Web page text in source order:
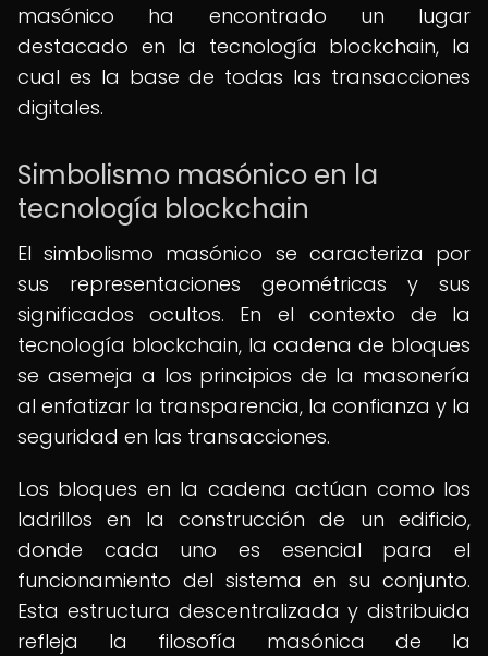
masónico ha encontrado un lugar
destacado en la tecnología blockchain, la
cual es la base de todas las transacciones
digitales.
Simbolismo masónico en la
tecnología blockchain
El simbolismo masónico se caracteriza por
sus representaciones geométricas y sus
significados ocultos. En el contexto de la
tecnología blockchain, la cadena de bloques
se asemeja a los principios de la masonería
al enfatizar la transparencia, la confianza y la
seguridad en las transacciones.
Los bloques en la cadena actúan como los
ladrillos en la construcción de un edificio,
donde cada uno es esencial para el
funcionamiento del sistema en su conjunto.
Esta estructura descentralizada y distribuida
refleja la filosofía masónica de la